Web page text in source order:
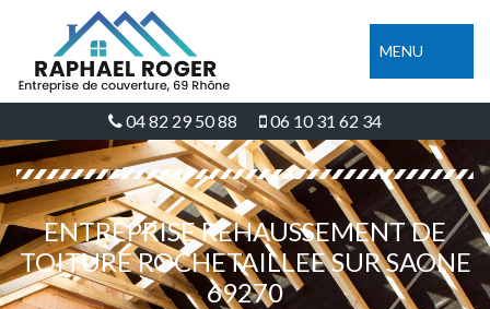
MENU
04 82 29 50 88 06 10 31 62 34
ENTREPRISE REHAUSSEMENT DE
TOITURE ROCHETAILLEE SUR SAONE
69270